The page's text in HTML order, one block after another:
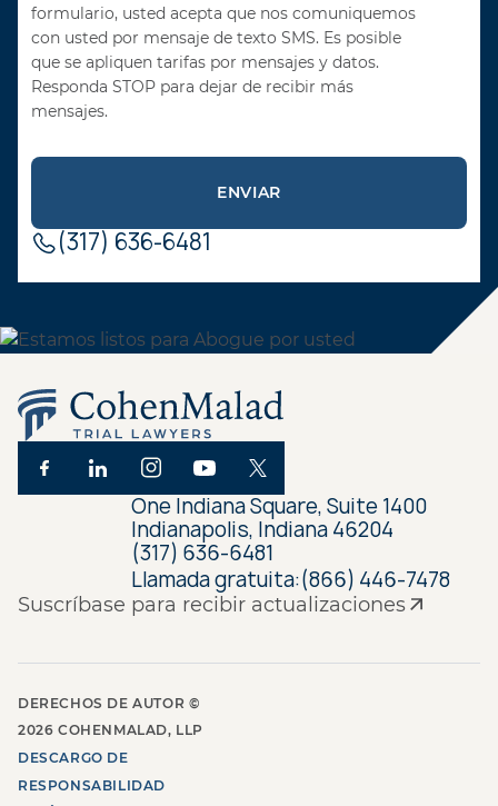
formulario, usted acepta que nos comuniquemos
con usted por mensaje de texto SMS. Es posible
que se apliquen tarifas por mensajes y datos.
Responda STOP para dejar de recibir más
mensajes.
(317) 636-6481
Suscríbase para recibir actualizaciones
One Indiana Square, Suite 1400
Indianapolis, Indiana 46204
(317) 636-6481
Llamada gratuita:(866) 446-7478
DERECHOS DE AUTOR ©
2026 COHENMALAD, LLP
DESCARGO DE
RESPONSABILIDAD